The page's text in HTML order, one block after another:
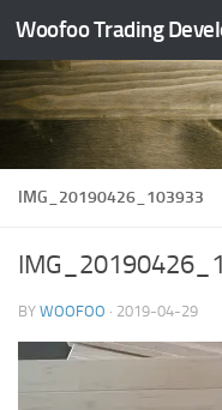
Skip to content
Woofoo Trading
IMG_20190426_103933
BY WOOFOO · 2019-04-29